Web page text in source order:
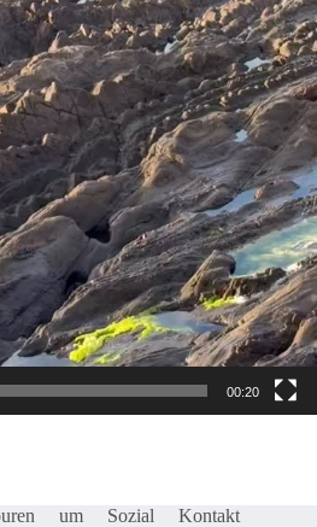
00:20
um Sozial Kontakt